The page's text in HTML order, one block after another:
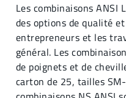
Les combinaisons ANSI
des options de qualité
entrepreneurs et les
général. Les
de poignets et de
carton de 25, tailles